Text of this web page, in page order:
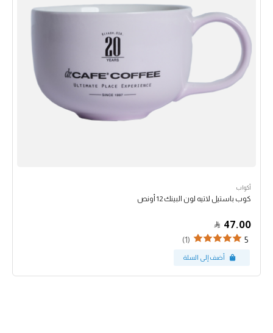
أكواب
كوب باستيل لاتيه لون البينك 12 أونص
47.00
5
(1)